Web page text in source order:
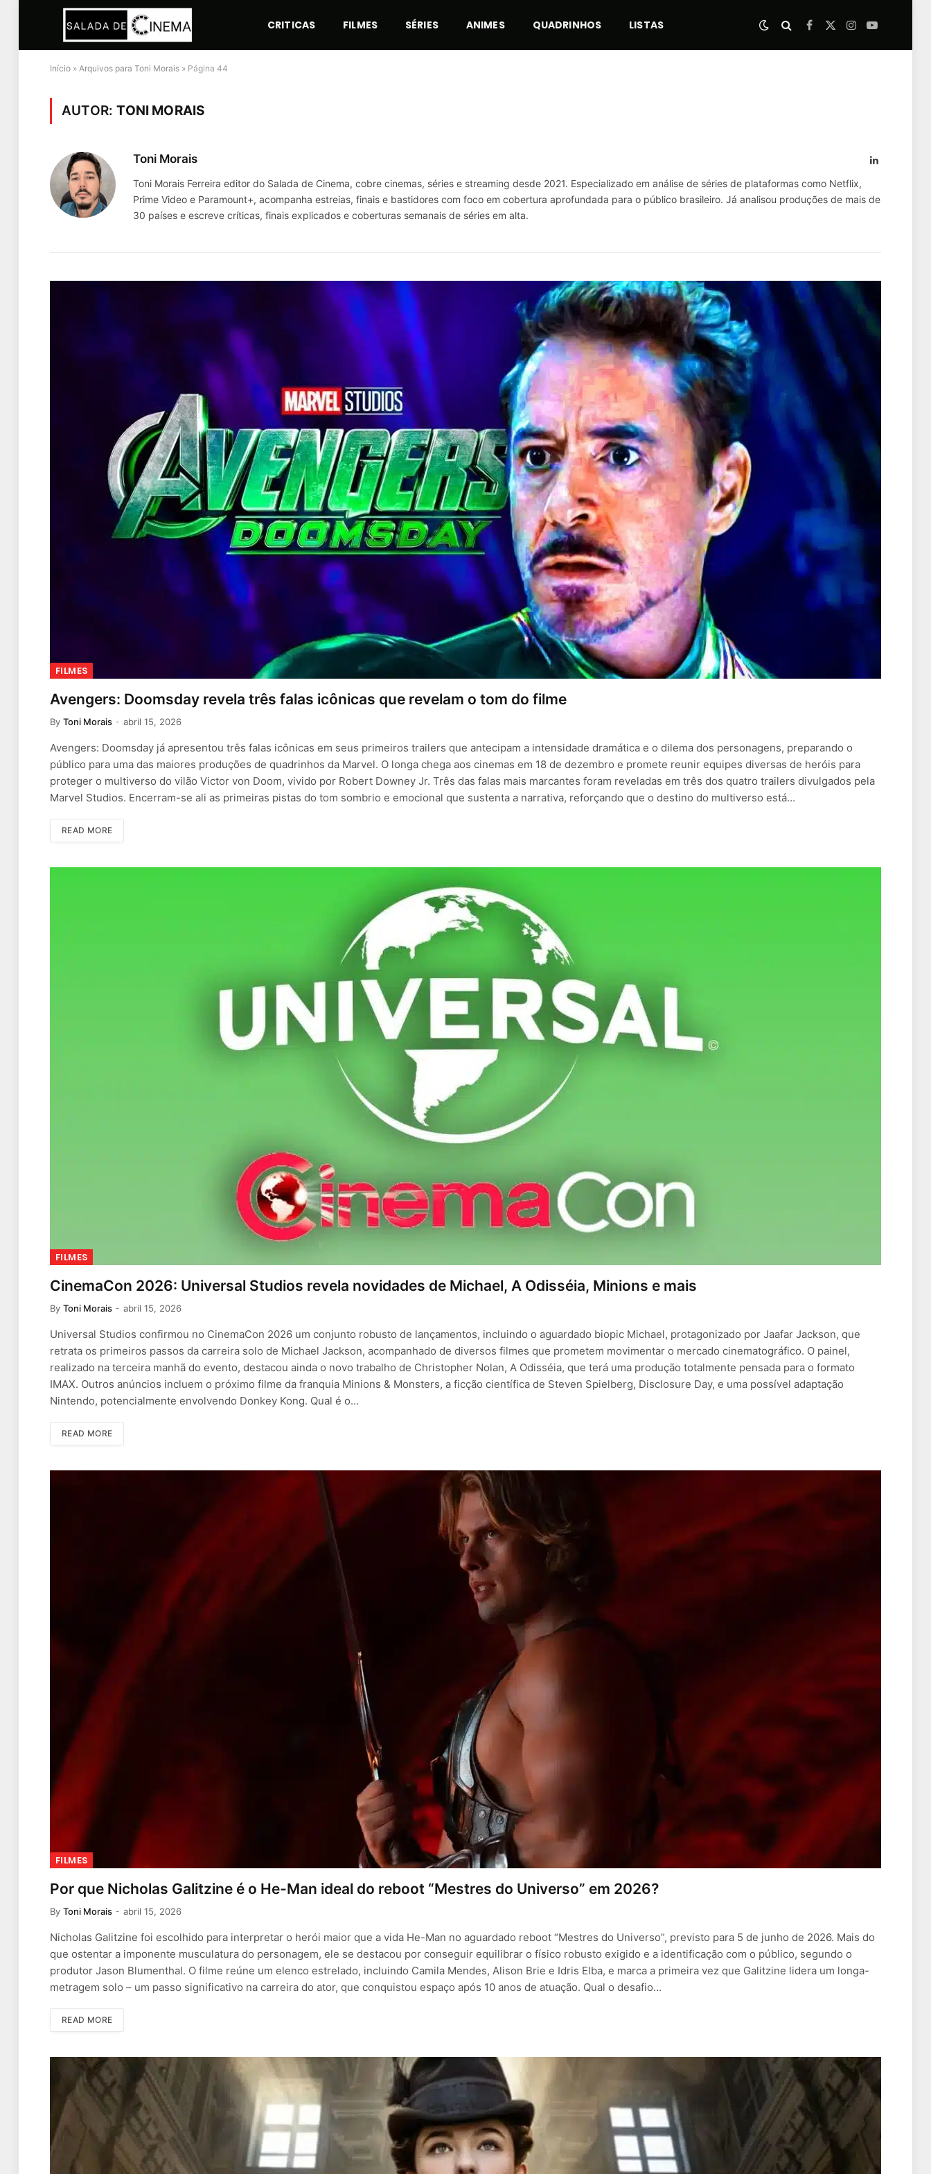
CRITICAS FILMES SÉRIES ANIMES QUADRINHOS LISTAS Facebook
X
Instagram
YouTube
Início » Arquivos para Toni Morais » Página 44
AUTOR:TONI MORAIS
Toni Morais LinkedIn
Toni Morais Ferreira editor do Salada de Cinema, cobre cinemas, séries e streaming desde 2021. Especializado em análise de séries de plataformas como Netflix,
Prime Video e Paramount+, acompanha estreias, finais e bastidores com foco em cobertura aprofundada para o público brasileiro. Já analisou produções de mais de
30 países e escreve críticas, finais explicados e coberturas semanais de séries em alta.
FILMES
Avengers: Doomsday revela três falas icônicas que revelam o tom do filme
By Toni Morais abril 15, 2026
Avengers: Doomsday já apresentou três falas icônicas em seus primeiros trailers que antecipam a intensidade dramática e o dilema dos personagens, preparando o
público para uma das maiores produções de quadrinhos da Marvel. O longa chega aos cinemas em 18 de dezembro e promete reunir equipes diversas de heróis para
proteger o multiverso do vilão Victor von Doom, vivido por Robert Downey Jr. Três das falas mais marcantes foram reveladas em três dos quatro trailers divulgados pela
Marvel Studios. Encerram-se ali as primeiras pistas do tom sombrio e emocional que sustenta a narrativa, reforçando que o destino do multiverso está…
READ MORE
FILMES
CinemaCon 2026: Universal Studios revela novidades de Michael, A Odisséia, Minions e mais
By Toni Morais abril 15, 2026
Universal Studios confirmou no CinemaCon 2026 um conjunto robusto de lançamentos, incluindo o aguardado biopic Michael, protagonizado por Jaafar Jackson, que
retrata os primeiros passos da carreira solo de Michael Jackson, acompanhado de diversos filmes que prometem movimentar o mercado cinematográfico. O painel,
realizado na terceira manhã do evento, destacou ainda o novo trabalho de Christopher Nolan, A Odisséia, que terá uma produção totalmente pensada para o formato
IMAX. Outros anúncios incluem o próximo filme da franquia Minions & Monsters, a ficção científica de Steven Spielberg, Disclosure Day, e uma possível adaptação
Nintendo, potencialmente envolvendo Donkey Kong. Qual é o…
READ MORE
FILMES
Por que Nicholas Galitzine é o He-Man ideal do reboot “Mestres do Universo” em 2026?
By Toni Morais abril 15, 2026
Nicholas Galitzine foi escolhido para interpretar o herói maior que a vida He-Man no aguardado reboot “Mestres do Universo”, previsto para 5 de junho de 2026. Mais do
que ostentar a imponente musculatura do personagem, ele se destacou por conseguir equilibrar o físico robusto exigido e a identificação com o público, segundo o
produtor Jason Blumenthal. O filme reúne um elenco estrelado, incluindo Camila Mendes, Alison Brie e Idris Elba, e marca a primeira vez que Galitzine lidera um longa-
metragem solo – um passo significativo na carreira do ator, que conquistou espaço após 10 anos de atuação. Qual o desafio…
READ MORE